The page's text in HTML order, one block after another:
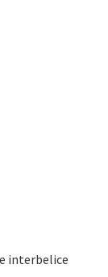
interbelice